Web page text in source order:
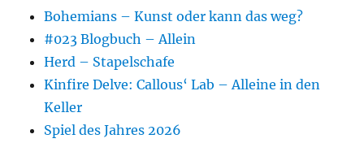
Bohemians – Kunst oder kann das weg?
#023 Blogbuch – Allein
Herd – Stapelschafe
Kinfire Delve: Callous‘ Lab – Alleine in den
Keller
Spiel des Jahres 2026